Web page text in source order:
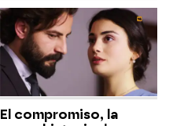
El compromiso, la